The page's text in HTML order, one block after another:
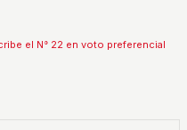
el N° 22 en voto preferencial